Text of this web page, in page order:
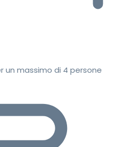
massimo di 4 persone